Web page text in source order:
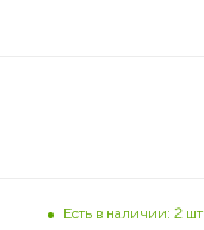
Есть в наличии: 2 шт